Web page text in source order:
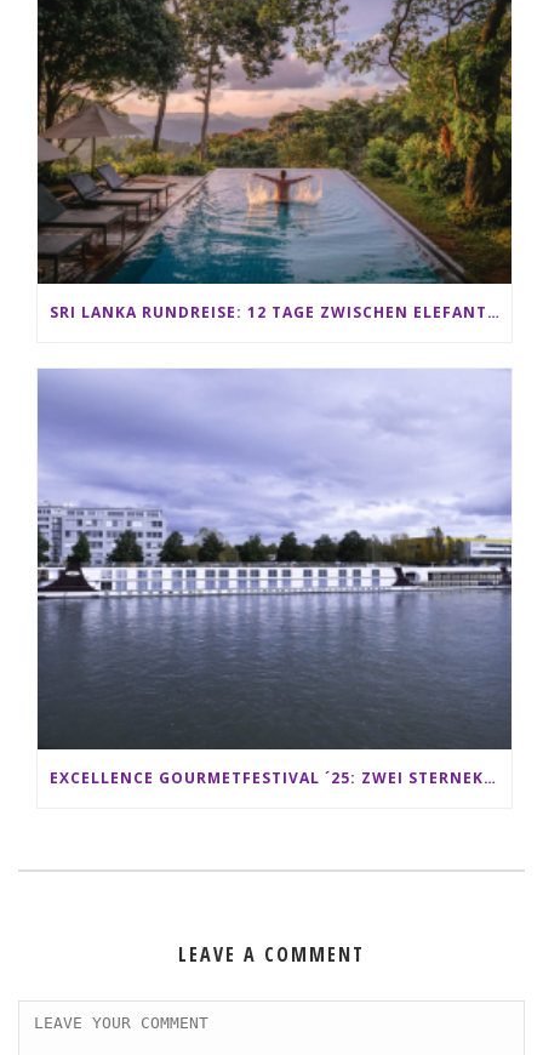
SRI LANKA RUNDREISE: 12 TAGE ZWISCHEN ELEFANTEN, TEEPLANTAGEN & STRAND ALS FAMILIE
EXCELLENCE GOURMETFESTIVAL ´25: ZWEI STERNEKÖCHE ANTONIO GUIDA & DARIO MORESCO VERWÖHNEN IHRE GÄSTE AUF EINER LUXERIÖSEN SCHIFFSREISE
LEAVE A COMMENT